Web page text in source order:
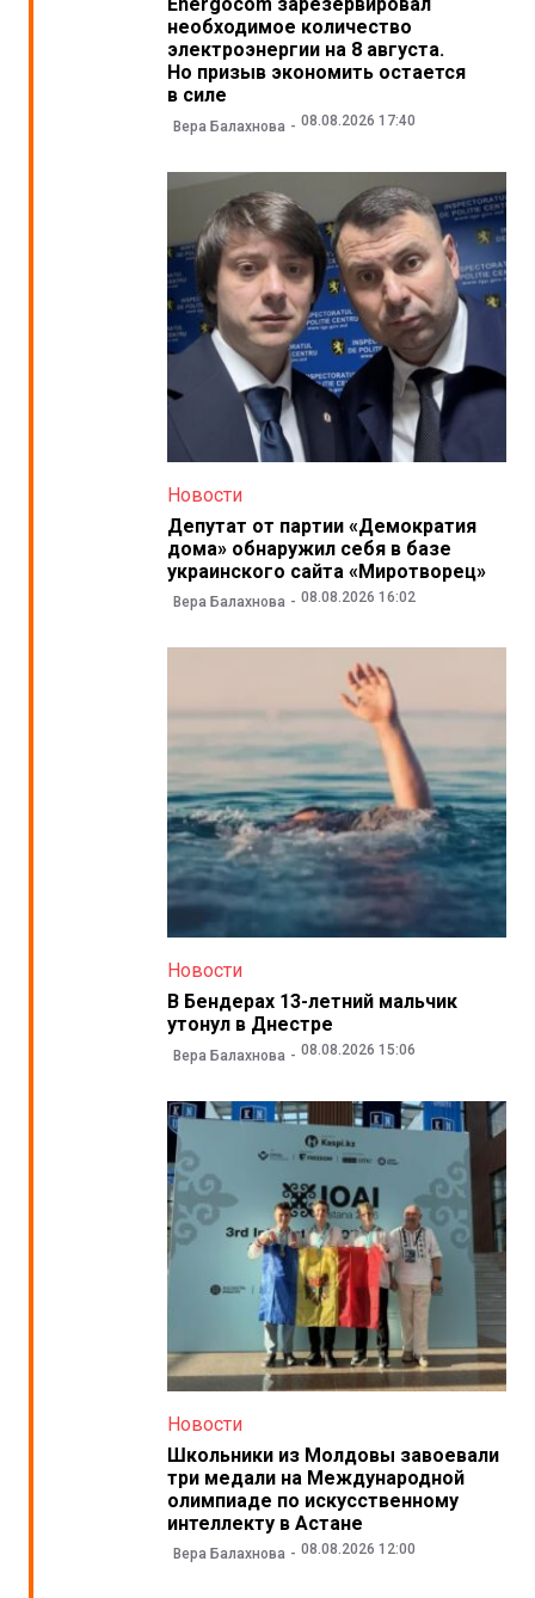
необходимое количество
электроэнергии на 8 августа.
Но призыв экономить остается
в силе
Вера Балахнова 08.08.2026 17:40
Новости
Депутат от партии «Демократия
дома» обнаружил себя в базе
украинского сайта «Миротворец»
Вера Балахнова 08.08.2026 16:02
Новости
В Бендерах 13-летний мальчик
утонул в Днестре
Вера Балахнова 08.08.2026 15:06
Новости
Школьники из Молдовы завоевали
три медали на Международной
олимпиаде по искусственному
интеллекту в Астане
Вера Балахнова 08.08.2026 12:00